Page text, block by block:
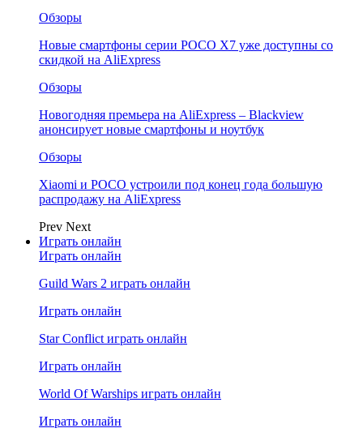
Обзоры
Новые смартфоны серии POCO X7 уже доступны со
скидкой на AliExpress
Обзоры
Новогодняя премьера на AliExpress – Blackview
анонсирует новые смартфоны и ноутбук
Обзоры
Xiaomi и POCO устроили под конец года большую
распродажу на AliExpress
Prev Next
Играть онлайн
Играть онлайн
Guild Wars 2 играть онлайн
Играть онлайн
Star Conflict играть онлайн
Играть онлайн
World Of Warships играть онлайн
Играть онлайн